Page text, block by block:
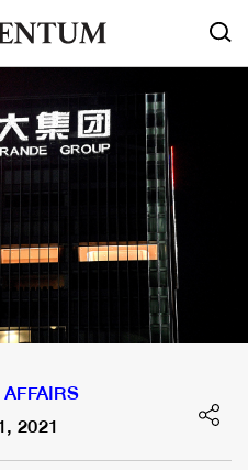
AFFAIRS
2021